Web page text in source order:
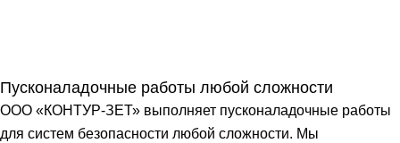
Пусконаладочные работы любой сложности
ООО «КОНТУР-ЗЕТ» выполняет пусконаладочные работы
для систем безопасности любой сложности. Мы